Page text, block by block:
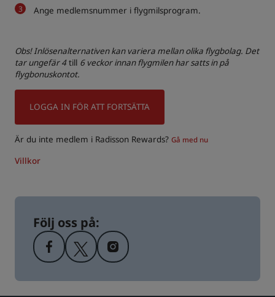
Ange medlemsnummer i flygmilsprogram.
Obs! Inlösenalternativen kan variera mellan olika flygbolag. Det
tar ungefär 4till 6 veckor innan flygmilen har satts in på
flygbonuskontot.
LOGGA IN FÖR ATT FORTSÄTTA
Är du inte medlem i Radisson Rewards? Gå med nu
Villkor
Följ oss på: